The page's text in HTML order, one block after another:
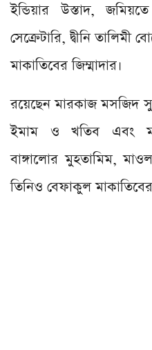
ইন্ডিয়ার উস্তাদ,
সেক্রেটারি, দ্বীনি
মাকাতিবের জিম্মাদার।
রয়েছেন মারকাজ মসজিদ
ইমাম ও খতিব এবং
বাঙ্গালোর মুহতামিম,
তিনিও বেফাকুল মাকাতিবের